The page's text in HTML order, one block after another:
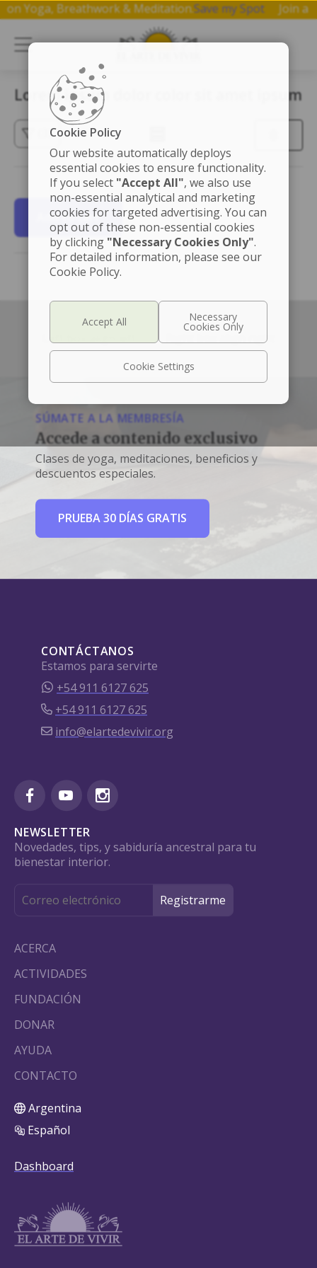
on Yoga, Breathwork & Meditation.Save my Spot Join
Lorem ipsum dolor color sit amet ipsum
(3)
Add to cart
Left box align left Right box align right
SÚMATE A LA MEMBRESÍA
Accede a contenido exclusivo
Clases de yoga, meditaciones, beneficios y
descuentos especiales.
PRUEBA 30 DÍAS GRATIS
CONTÁCTANOS
Estamos para servirte
+54 911 6127 625
+54 911 6127 625
info@elartedevivir.org
NEWSLETTER
Novedades, tips, y sabiduría ancestral para tu
bienestar interior.
ACERCA
ACTIVIDADES
FUNDACIÓN
DONAR
AYUDA
CONTACTO
Argentina
Español
Dashboard
Cookie Policy
Our website automatically deploys
essential cookies to ensure functionality.
If you select "Accept All", we also use
non-essential analytical and marketing
cookies for targeted advertising. You can
opt out of these non-essential cookies
by clicking "Necessary Cookies Only".
For detailed information, please see our
Cookie Policy.
Cookie Settings